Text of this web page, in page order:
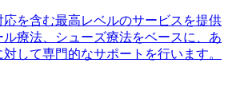
を含む最高レベルのサービスを提供
ル療法、シューズ療法をベースに、あ
して専門的なサポートを行います。